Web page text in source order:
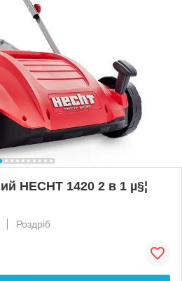
HECHT 1420 2 в 1 µ§¦
Роздріб